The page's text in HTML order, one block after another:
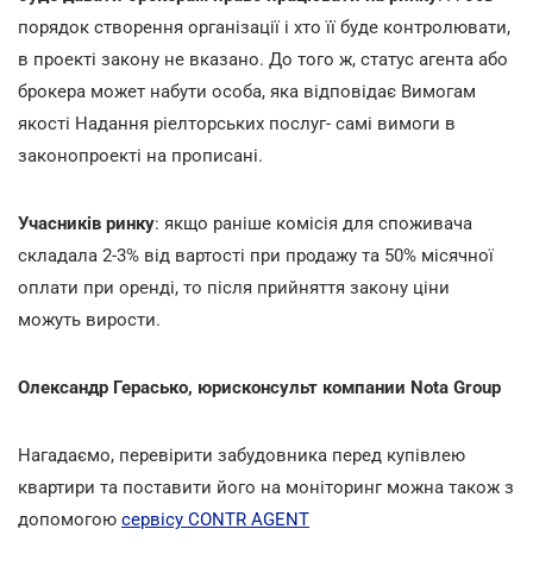
порядок створення організації і хто її буде контролювати,
в проекті закону не вказано. До того ж, статус агента або
брокера может набути особа, яка відповідає Вимогам
якості Надання ріелторських послуг- самі вимоги в
законопроекті на прописані.
Учасників ринку: якщо раніше комісія для споживача
складала 2-3% від вартості при продажу та 50% місячної
оплати при оренді, то після прийняття закону ціни
можуть вирости.
Олександр Герасько, юрисконсульт компании Nota Group
Нагадаємо, перевірити забудовника перед купівлею
квартири та поставити його на моніторинг можна також з
допомогою сервісу CONTR AGENT